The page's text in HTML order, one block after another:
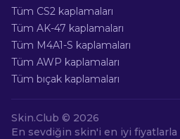
Tüm CS2 kaplamaları
Tüm AK-47 kaplamaları
Tüm M4A1-S kaplamaları
Tüm AWP kaplamaları
Tüm bıçak kaplamaları
Skin.Club © 2026
En sevdiğin skin'i en iyi